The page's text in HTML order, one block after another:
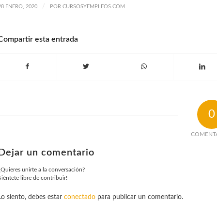
ENERO, 2020 / POR CURSOSYEMPLEOS.COM
esta entrada
0
Dejar un comentario
unirte a la conversación?
libre de contribuir!
Lo siento, debes estar conectadopara publicar un comentario.